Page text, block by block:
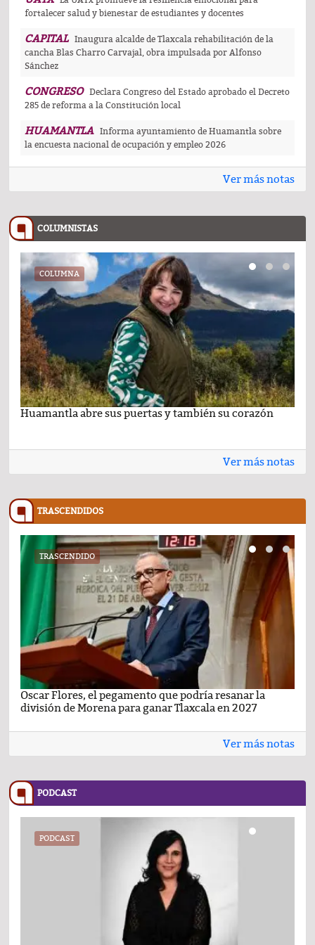
fortalecer salud y bienestar de estudiantes y docentes
CAPITAL
Inaugura alcalde de Tlaxcala rehabilitación de la
cancha Blas Charro Carvajal, obra impulsada por Alfonso
Sánchez
CONGRESO
Declara Congreso del Estado aprobado el Decreto
285 de reforma a la Constitución local
HUAMANTLA
Informa ayuntamiento de Huamantla sobre
la encuesta nacional de ocupación y empleo 2026
Ver más notas
COLUMNISTAS
COLUMNA
Huamantla abre sus puertas y también su corazón
Ver más notas
TRASCENDIDOS
TRASCENDIDO
Oscar Flores, el pegamento que podría resanar la
división de Morena para ganar Tlaxcala en 2027
Ver más notas
PODCAST
PODCAST